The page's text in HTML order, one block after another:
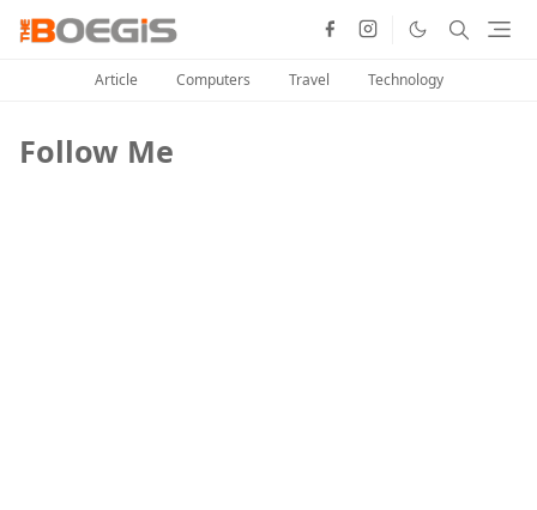
Article Computers Travel Technology
Follow Me